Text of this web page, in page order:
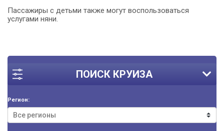
ПОИСК КРУИЗА
Регион:
Пассажиры с детьми также могут воспользоваться
услугами няни.